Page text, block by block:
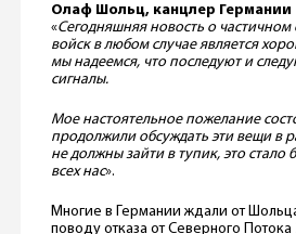
Олаф Шольц, канцлер Германии
«Сегодняшняя новость о частичном
войск в любом случае является
мы надеемся, что последуют и
сигналы.
Мое настоятельное пожелание
продолжили обсуждать эти вещи в
не должны зайти в тупик, это стало
всех нас».
Многие в Германии ждали от
поводу отказа от Северного Потока